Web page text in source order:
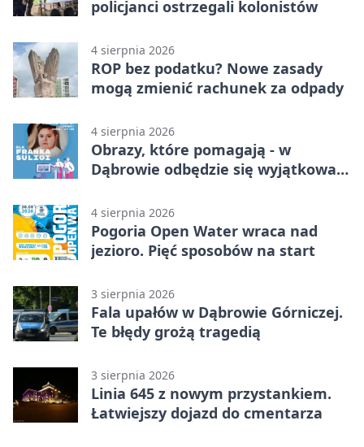
policjanci ostrzegali kolonistów
4 sierpnia 2026
ROP bez podatku? Nowe zasady
mogą zmienić rachunek za odpady
4 sierpnia 2026
Obrazy, które pomagają - w
Dąbrowie odbędzie się wyjątkowa
4 sierpnia 2026
Pogoria Open Water wraca nad
jezioro. Pięć sposobów na start
3 sierpnia 2026
Fala upałów w Dąbrowie Górniczej.
Te błędy grożą tragedią
3 sierpnia 2026
Linia 645 z nowym przystankiem.
Łatwiejszy dojazd do cmentarza